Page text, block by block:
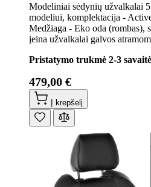
Modeliniai sėdynių užvalkalai
modeliui, komplektacija -
Medžiaga - Eko oda (rombas),
įeina užvalkalai galvos
Pristatymo trukmė 2-3
479,00 €
Į krepšelį